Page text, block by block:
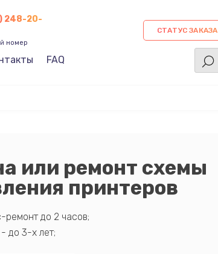
248-20-
номер
СТАТУС ЗАКАЗА
FAQ
или ремонт схемы
принтеров
ремонт до 2 часов;
до 3-х лет;